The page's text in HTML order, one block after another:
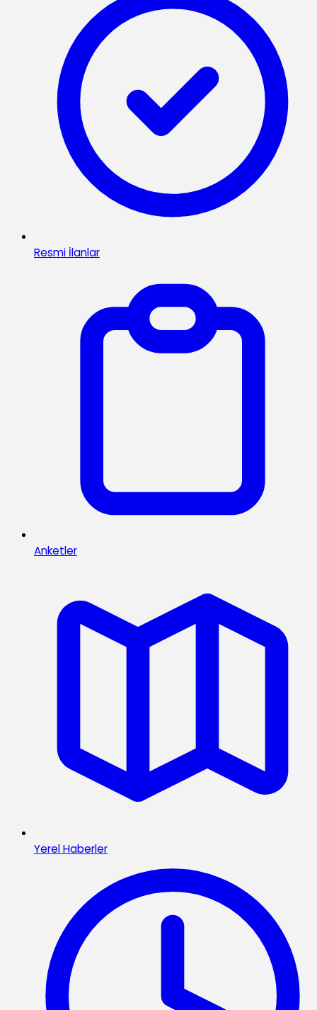
Resmi İlanlar
Anketler
Yerel Haberler